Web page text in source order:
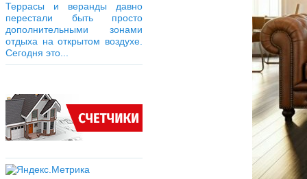
Террасы и веранды давно
перестали быть просто
дополнительными зонами
отдыха на открытом воздухе.
Сегодня это...